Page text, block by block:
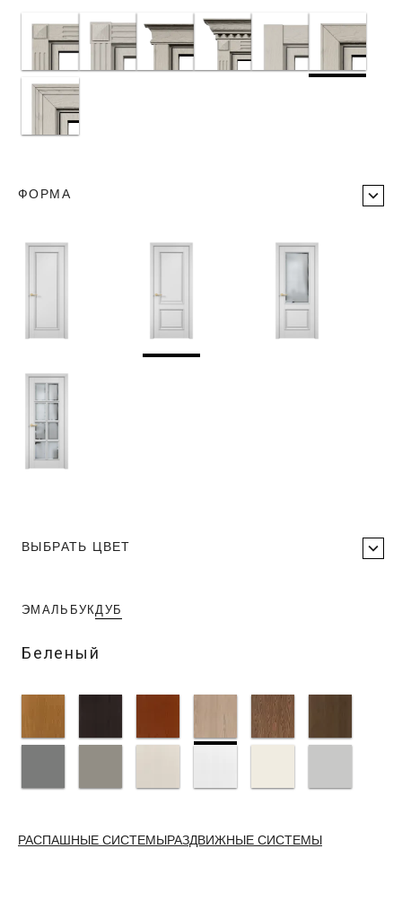
ФОРМА
ВЫБРАТЬ ЦВЕТ
ЭМАЛЬ БУКДУБ
Беленый
РАСПАШНЫЕ СИСТЕМЫРАЗДВИЖНЫЕ СИСТЕМЫ